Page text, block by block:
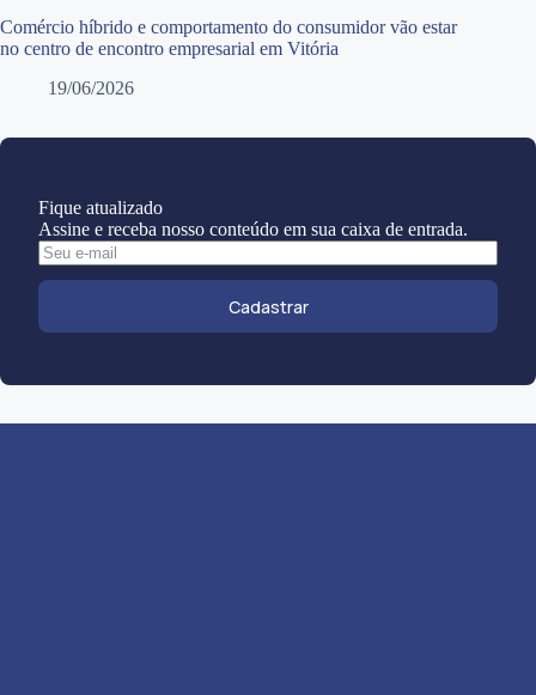
Comércio híbrido e comportamento do consumidor vão estar
no centro de encontro empresarial em Vitória
19/06/2026
Fique atualizado
Assine e receba nosso conteúdo em sua caixa de entrada.
Cadastrar